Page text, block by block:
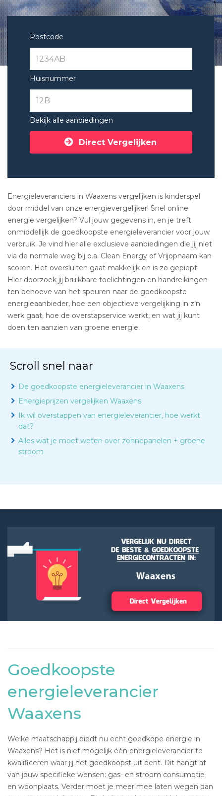
Postcode
Huisnummer
Bekijk alle aanbiedingen
Direct Vergelijken
Energieleveranciers in Waaxens vergelijken is kinderspel
door middel van onze energievergelijker! Snel online
energie vergelijken? Vul jouw gegevens in, en je treft
onmiddellijk de goedkoopste energieleverancier voor jouw
verbruik. Je vind hier alle exclusieve aanbiedingen die jij niet
via de normale weg bij o.a. Clean Energy of Vrijopnaam kan
scoren. Het oversluiten gaat makkelijk en is zo gepiept.
Hier doorzoek jij bruikbare toelichtingen en handreikingen
ten behoeve van het speuren naar de goedkoopste
energieaanbieder, hoe een objectieve vergelijking in z’n
werk gaat, hoe de overstapservice werkt, en wat jij kunt
doen ten aanzien van groene energie.
Scroll snel naar
De goedkoopste energieleverancier in Waaxens
Energieprijzen vergelijken Waaxens
Ik wil overstappen van energieleverancier, hoe werkt
dat?
Alles wat je moet weten over zonnepanelen + groene
stroom
Goedkoopste
energieleverancier
Waaxens
Welke maatschappij biedt nu echt goedkope energie in
Waaxens? Het is niet mogelijk één energieleverancier te
kwalificeren waar jij het goedkoopst uit bent. Dit hangt af
van jouw specifieke wensen: gas- en stroom consumptie
en woonplaats. Verder moet je meer mee laten wegen dan